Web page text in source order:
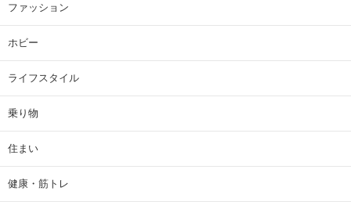
ファッション
ホビー
ライフスタイル
乗り物
住まい
健康・筋トレ